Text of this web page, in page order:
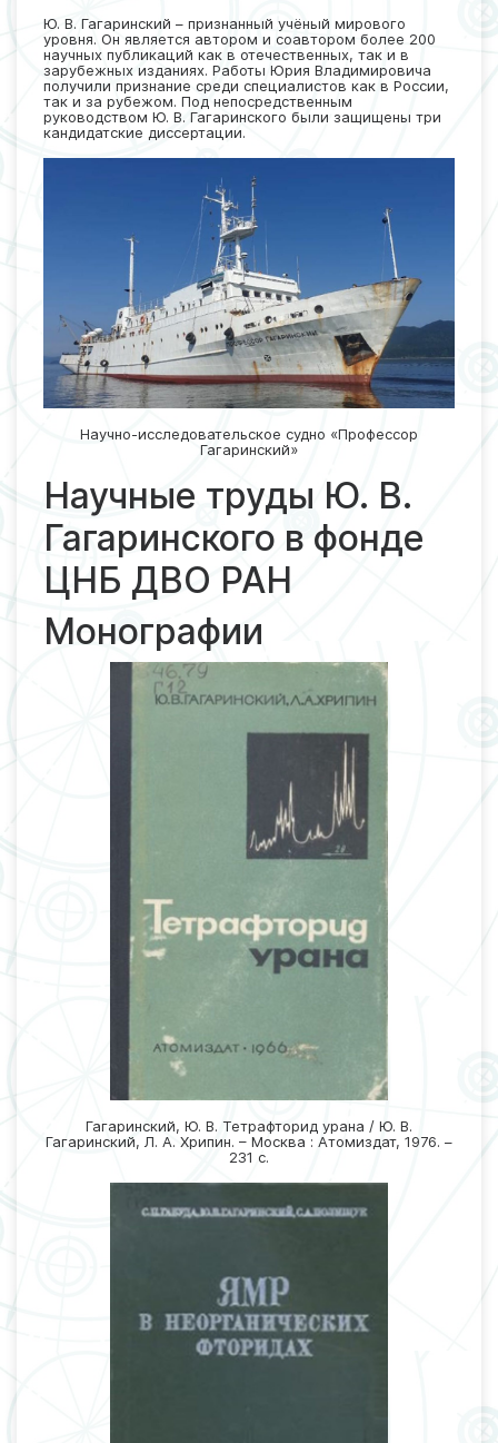
Ю. В. Гагаринский – признанный учёный мирового
уровня. Он является автором и соавтором более 200
научных публикаций как в отечественных, так и в
зарубежных изданиях. Работы Юрия Владимировича
получили признание среди специалистов как в России,
так и за рубежом. Под непосредственным
руководством Ю. В. Гагаринского были защищены три
кандидатские диссертации.
Научно-исследовательское судно «Профессор
Гагаринский»
Научные труды Ю. В.
Гагаринского в фонде
ЦНБ ДВО РАН
Монографии
Гагаринский, Ю. В. Тетрафторид урана / Ю. В.
Гагаринский, Л. А. Хрипин. – Москва : Атомиздат, 1976. –
231 с.